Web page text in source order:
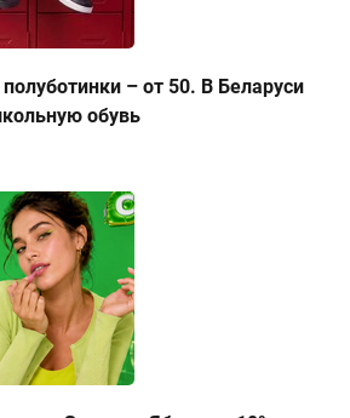
– от 50. В Беларуси
обувь